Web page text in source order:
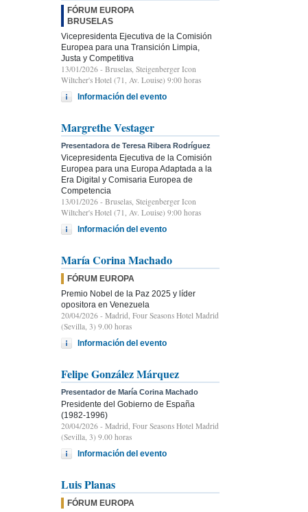
FÓRUM EUROPA
BRUSELAS
Vicepresidenta Ejecutiva de la Comisión
Europea para una Transición Limpia,
Justa y Competitiva
13/01/2026 - Bruselas, Steigenberger Icon
Wiltcher's Hotel (71, Av. Louise) 9:00 horas
Información del evento
Margrethe Vestager
Presentadora de Teresa Ribera Rodríguez
Vicepresidenta Ejecutiva de la Comisión
Europea para una Europa Adaptada a la
Era Digital y Comisaria Europea de
Competencia
13/01/2026 - Bruselas, Steigenberger Icon
Wiltcher's Hotel (71, Av. Louise) 9:00 horas
Información del evento
María Corina Machado
FÓRUM EUROPA
Premio Nobel de la Paz 2025 y líder
opositora en Venezuela
20/04/2026 - Madrid, Four Seasons Hotel Madrid
(Sevilla, 3) 9.00 horas
Información del evento
Felipe González Márquez
Presentador de María Corina Machado
Presidente del Gobierno de España
(1982-1996)
20/04/2026 - Madrid, Four Seasons Hotel Madrid
(Sevilla, 3) 9.00 horas
Información del evento
Luis Planas
FÓRUM EUROPA